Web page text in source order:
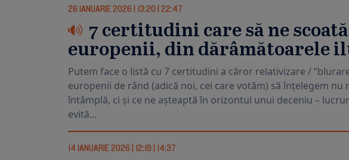
26 IANUARIE 2026 13:20 22:47
7 certitudini care să ne
europenii, din dărâmătoarele
Putem face o listă cu 7 certitudini a căror relativizare /
europenii de rând (adică noi, cei care votăm) să înțelegem nu
întâmplă, ci și ce ne așteaptă în orizontul unui deceniu –
evită...
14 IANUARIE 2026 12:19 14:37